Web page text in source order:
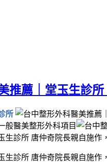
推薦｜堂玉生診
所
般醫美整形外科項目